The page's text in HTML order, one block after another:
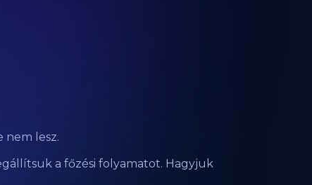
nem lesz.
a főzési folyamatot. Hagyjuk